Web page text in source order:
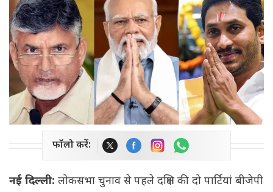
फॉलो करें:
नई दिल्ली: लोकसभा चुनाव से पहले दक्षिण की दो पार्टियां बीजेपी